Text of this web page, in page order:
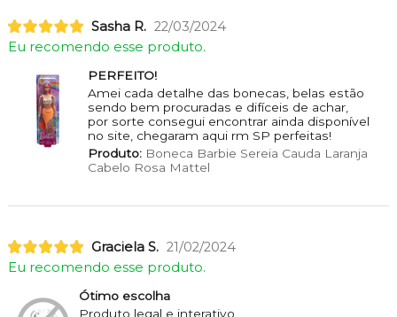
Sasha R. 22/03/2024
Eu recomendo esse produto.
PERFEITO!
Amei cada detalhe das bonecas, belas estão
sendo bem procuradas e difíceis de achar,
por sorte consegui encontrar ainda disponível
no site, chegaram aqui rm SP perfeitas!
Produto:Boneca Barbie Sereia Cauda Laranja
Cabelo Rosa Mattel
Graciela S. 21/02/2024
Eu recomendo esse produto.
Ótimo escolha
Produto legal e interativo